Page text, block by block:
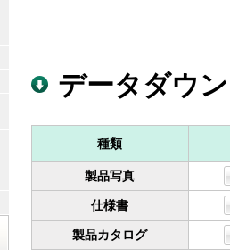
データダウ
種類
製品写真
仕様書
製品カタログ